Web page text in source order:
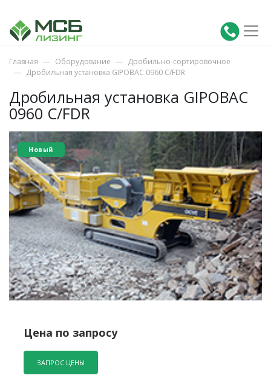
Главная Оборудование
Дробильно-сортировочное
Дробильная установка GIPOBAC 0960 C/FDR
Дробильная установка GIPOBAC
0960 C/FDR
Новый
Цена по запросу
ЗАПРОС ЦЕНЫ